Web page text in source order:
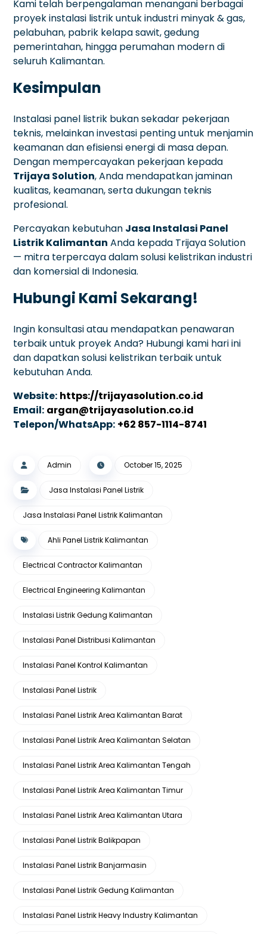
Kami telah berpengalaman menangani berbagai
proyek instalasi listrik untuk industri minyak & gas,
pelabuhan, pabrik kelapa sawit, gedung
pemerintahan, hingga perumahan modern di
seluruh Kalimantan.
Kesimpulan
Instalasi panel listrik bukan sekadar pekerjaan
teknis, melainkan investasi penting untuk menjamin
keamanan dan efisiensi energi di masa depan.
Dengan mempercayakan pekerjaan kepada
Trijaya Solution, Anda mendapatkan jaminan
kualitas, keamanan, serta dukungan teknis
profesional.
Percayakan kebutuhan Jasa Instalasi Panel
Listrik Kalimantan Anda kepada Trijaya Solution
— mitra terpercaya dalam solusi kelistrikan industri
dan komersial di Indonesia.
Hubungi Kami Sekarang!
Ingin konsultasi atau mendapatkan penawaran
terbaik untuk proyek Anda? Hubungi kami hari ini
dan dapatkan solusi kelistrikan terbaik untuk
kebutuhan Anda.
Website: https://trijayasolution.co.id
Email: argan@trijayasolution.co.id
Telepon/WhatsApp: +62 857-1114-8741
Admin October 15, 2025
Jasa Instalasi Panel Listrik
Jasa Instalasi Panel Listrik Kalimantan
Ahli Panel Listrik Kalimantan
Electrical Contractor Kalimantan
Electrical Engineering Kalimantan
Instalasi Listrik Gedung Kalimantan
Instalasi Panel Distribusi Kalimantan
Instalasi Panel Kontrol Kalimantan
Instalasi Panel Listrik
Instalasi Panel Listrik Area Kalimantan Barat
Instalasi Panel Listrik Area Kalimantan Selatan
Instalasi Panel Listrik Area Kalimantan Tengah
Instalasi Panel Listrik Area Kalimantan Timur
Instalasi Panel Listrik Area Kalimantan Utara
Instalasi Panel Listrik Balikpapan
Instalasi Panel Listrik Banjarmasin
Instalasi Panel Listrik Gedung Kalimantan
Instalasi Panel Listrik Heavy Industry Kalimantan